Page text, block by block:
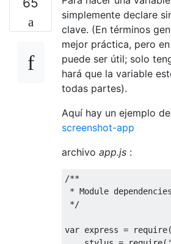
simplemente declare
clave. (En términos
mejor práctica, pero
puede ser útil; solo
hará que la variable
todas partes).
Aquí hay un ejemplo de
screenshot-app
archivo app.js :
/**
* Module
*/
var express = require(